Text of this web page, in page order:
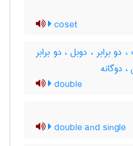
coset
برابر ، دوبل ، دو برابر
دوگانه
double
double and single